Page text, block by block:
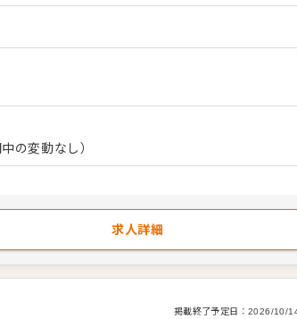
確かなスキルと経験を身につけられる職場で
わずキャリアアップを目指せます。 さら
能な点も大きな魅力です。業界平均を下回る
働ける環境が整っています。総合リゾート企
洗練されたおもてなしを極めませんか。 ＜
め、働いた分だけしっかり給与に反映されま
らの転居を伴う応募でも安心です。生活面で
に集中できます。
の変動なし）
求人詳細
掲載終了予定日： 2026/10/